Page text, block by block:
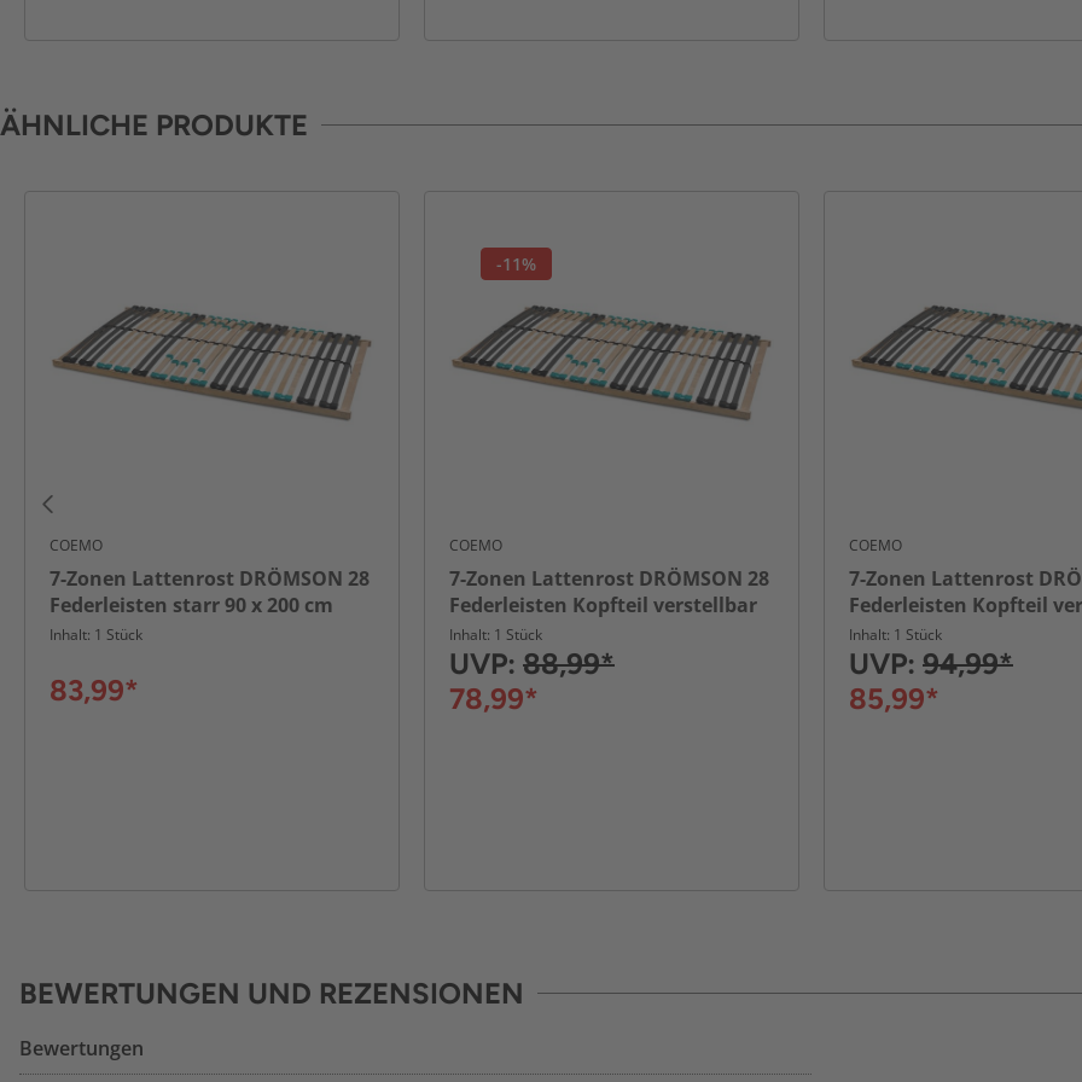
ÄHNLICHE PRODUKTE
COEMO
7-Zonen Lattenrost DRÖMSON 28
Federleisten starr 90 x 200 cm
Inhalt: 1 Stück
83,99*
-11%
COEMO
7-Zonen Lattenrost DRÖMSON 28
Federleisten Kopfteil verstellbar
90 x 200 cm
Inhalt: 1 Stück
UVP: 88,99*
78,99*
COEMO
7-Zonen Lattenrost
Federleisten Kopfteil
100 x 200 cm
Inhalt: 1 Stück
UVP: 94,99*
85,99*
BEWERTUNGEN UND REZENSIONEN
Bewertungen